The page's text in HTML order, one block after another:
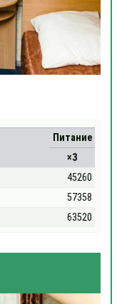
Питание
×3
45260
57358
63520